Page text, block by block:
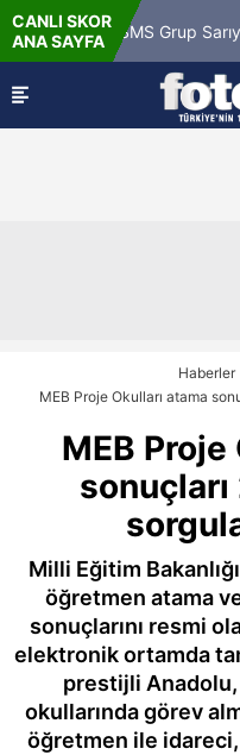
CANLI SKOR
ANA SAYFASMS Grup
Haberler
MEB Proje Okulları atama
MEB Proje
Milli Eğitim
öğretmen atama
sonuçlarını resmi
elektronik ortamda
prestijli Anadolu,
okullarında görev
öğretmen ile idareci,